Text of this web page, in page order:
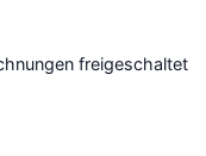
freigeschaltet